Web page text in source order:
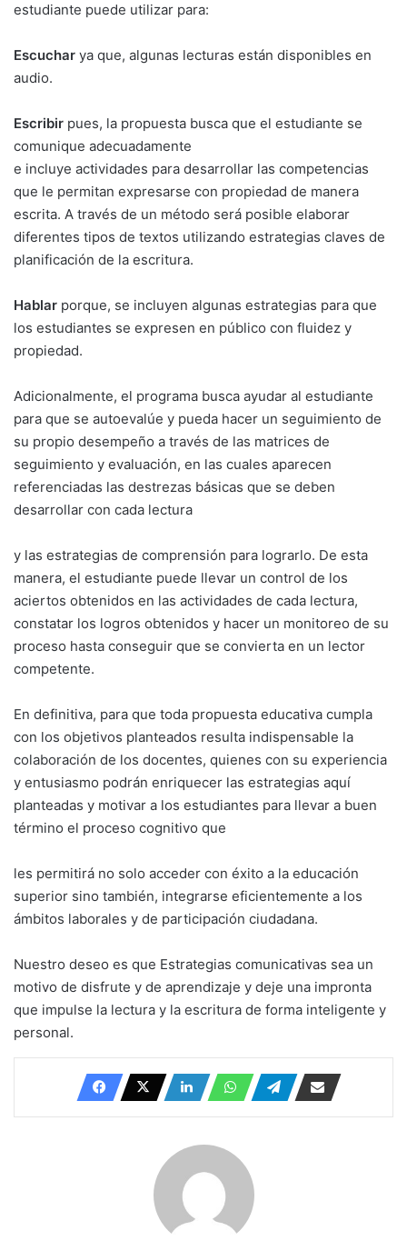
estudiante puede utilizar para:
Escuchar ya que, algunas lecturas están disponibles en
audio.
Escribir pues, la propuesta busca que el estudiante se
comunique adecuadamente
e incluye actividades para desarrollar las competencias
que le permitan expresarse con propiedad de manera
escrita. A través de un método será posible elaborar
diferentes tipos de textos utilizando estrategias claves de
planificación de la escritura.
Hablar porque, se incluyen algunas estrategias para que
los estudiantes se expresen en público con fluidez y
propiedad.
Adicionalmente, el programa busca ayudar al estudiante
para que se autoevalúe y pueda hacer un seguimiento de
su propio desempeño a través de las matrices de
seguimiento y evaluación, en las cuales aparecen
referenciadas las destrezas básicas que se deben
desarrollar con cada lectura
y las estrategias de comprensión para lograrlo. De esta
manera, el estudiante puede llevar un control de los
aciertos obtenidos en las actividades de cada lectura,
constatar los logros obtenidos y hacer un monitoreo de su
proceso hasta conseguir que se convierta en un lector
competente.
En definitiva, para que toda propuesta educativa cumpla
con los objetivos planteados resulta indispensable la
colaboración de los docentes, quienes con su experiencia
y entusiasmo podrán enriquecer las estrategias aquí
planteadas y motivar a los estudiantes para llevar a buen
término el proceso cognitivo que
les permitirá no solo acceder con éxito a la educación
superior sino también, integrarse eficientemente a los
ámbitos laborales y de participación ciudadana.
Nuestro deseo es que Estrategias comunicativas sea un
motivo de disfrute y de aprendizaje y deje una impronta
que impulse la lectura y la escritura de forma inteligente y
personal.